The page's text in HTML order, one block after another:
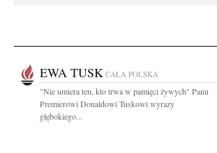
EWA TUSK CAŁA POLSKA
"Nie umiera ten, kto trwa w pamięci żywych" Panu
Premierowi Donaldowi Tuskowi wyrazy
głębokiego...